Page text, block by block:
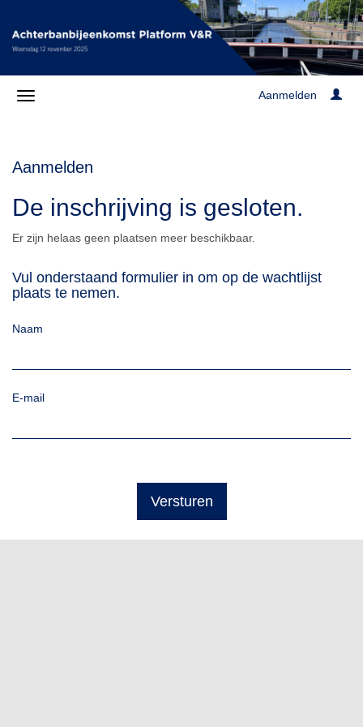
Aanmelden
Aanmelden
De inschrijving is gesloten.
Er zijn helaas geen plaatsen meer beschikbaar.
Vul onderstaand formulier in om op de wachtlijst
plaats te nemen.
Naam
E-mail
Versturen